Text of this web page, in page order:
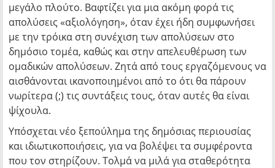
μεγάλο πλούτο. Βαφτίζει για μια ακόμη φορά τις
απολύσεις «αξιολόγηση», όταν έχει ήδη συμφωνήσει
με την τρόικα στη συνέχιση των απολύσεων στο
δημόσιο τομέα, καθώς και στην απελευθέρωση των
ομαδικών απολύσεων. Ζητά από τους εργαζόμενους να
αισθάνονται ικανοποιημένοι από το ότι θα πάρουν
νωρίτερα (;) τις συντάξεις τους, όταν αυτές θα είναι
ψίχουλα.
Υπόσχεται νέο ξεπούλημα της δημόσιας περιουσίας
και ιδιωτικοποιήσεις, για να βολέψει τα συμφέροντα
που τον στηρίζουν. Τολμά να μιλά για σταθερότητα